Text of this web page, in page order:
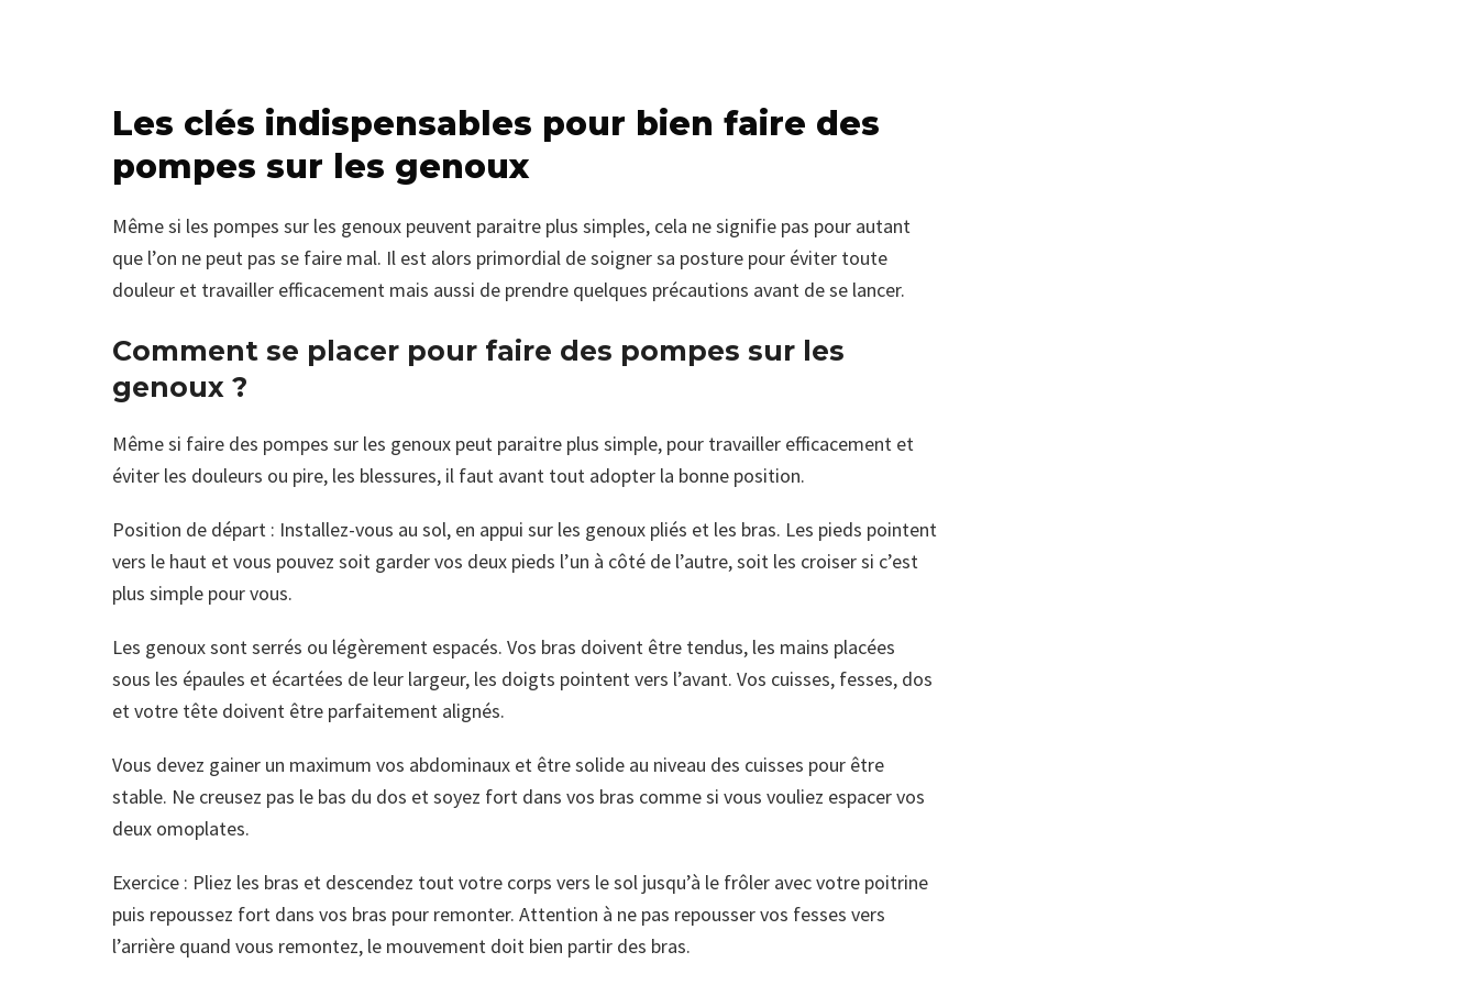
Les clés indispensables pour bien faire des
pompes sur les genoux
Même si les pompes sur les genoux peuvent paraitre plus simples, cela ne signifie pas pour autant
que l’on ne peut pas se faire mal. Il est alors primordial de soigner sa posture pour éviter toute
douleur et travailler efficacement mais aussi de prendre quelques précautions avant de se lancer.
Comment se placer pour faire des pompes sur les
genoux ?
Même si faire des pompes sur les genoux peut paraitre plus simple, pour travailler efficacement et
éviter les douleurs ou pire, les blessures, il faut avant tout adopter la bonne position.
Position de départ : Installez-vous au sol, en appui sur les genoux pliés et les bras. Les pieds pointent
vers le haut et vous pouvez soit garder vos deux pieds l’un à côté de l’autre, soit les croiser si c’est
plus simple pour vous.
Les genoux sont serrés ou légèrement espacés. Vos bras doivent être tendus, les mains placées
sous les épaules et écartées de leur largeur, les doigts pointent vers l’avant. Vos cuisses, fesses, dos
et votre tête doivent être parfaitement alignés.
Vous devez gainer un maximum vos abdominaux et être solide au niveau des cuisses pour être
stable. Ne creusez pas le bas du dos et soyez fort dans vos bras comme si vous vouliez espacer vos
deux omoplates.
Exercice : Pliez les bras et descendez tout votre corps vers le sol jusqu’à le frôler avec votre poitrine
puis repoussez fort dans vos bras pour remonter. Attention à ne pas repousser vos fesses vers
l’arrière quand vous remontez, le mouvement doit bien partir des bras.